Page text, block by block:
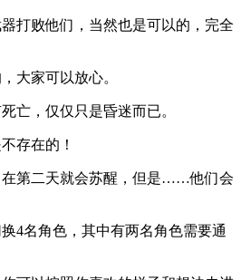
打败他们，当然也是可以的，完全
大家可以放心。
亡，仅仅只是昏迷而已。
存在的！
在第二天就会苏醒，但是……他们会
4名角色，其中有两名角色需要通